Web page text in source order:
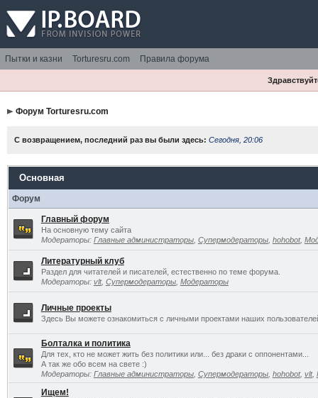
Пытки и казни Torturesru.com Правила форума
Форум Torturesru.com
С возвращением, последний раз вы были здесь: Сегодня, 20:06
Основная
Форум
Главный форум
На основную тему сайта
Модераторы: Главные администраторы, Супермодераторы, hohobot,
Литературный клуб
Раздел для читателей и писателей, естественно по теме форума.
Модераторы: vlt, Супермодераторы, Модераторы
Личные проекты
Здесь Вы можете ознакомиться с личными проектами наших
Болталка и политика
Для тех, кто не может жить без политики или... без драки с оппонентами...
А так же обо всем на свете :)
Модераторы: Главные администраторы, Супермодераторы, hohobot, vlt,
Ищем!